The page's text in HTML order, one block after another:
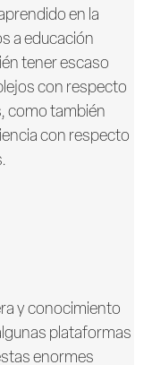
en la
a educación
tener escaso
con respecto
como también
con respecto
y conocimiento
plataformas
enormes